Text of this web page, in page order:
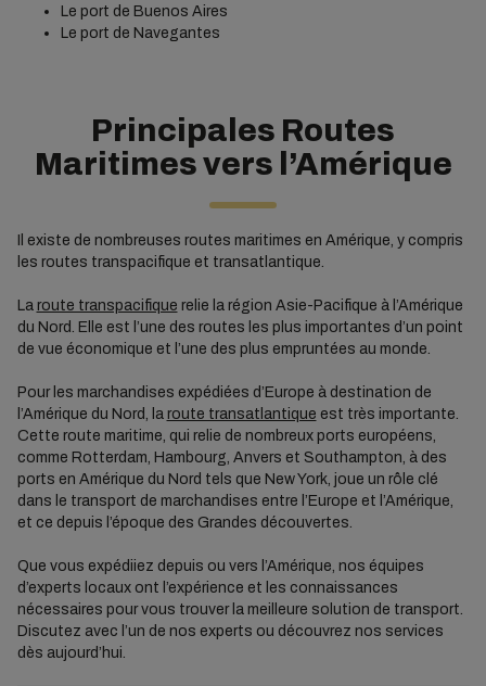
Le port de Buenos Aires
Le port de Navegantes
Principales Routes
Maritimes vers l’Amérique
Il existe de nombreuses routes maritimes en Amérique, y compris
les routes transpacifique et transatlantique.
La route transpacifique relie la région Asie-Pacifique à l’Amérique
du Nord. Elle est l’une des routes les plus importantes d’un point
de vue économique et l’une des plus empruntées au monde.
Pour les marchandises expédiées d’Europe à destination de
l’Amérique du Nord, la route transatlantique est très importante.
Cette route maritime, qui relie de nombreux ports européens,
comme Rotterdam, Hambourg, Anvers et Southampton, à des
ports en Amérique du Nord tels que New York, joue un rôle clé
dans le transport de marchandises entre l’Europe et l’Amérique,
et ce depuis l’époque des Grandes découvertes.
Que vous expédiiez depuis ou vers l’Amérique, nos équipes
d’experts locaux ont l’expérience et les connaissances
nécessaires pour vous trouver la meilleure solution de transport.
Discutez avec l’un de nos experts ou découvrez nos services
dès aujourd’hui.